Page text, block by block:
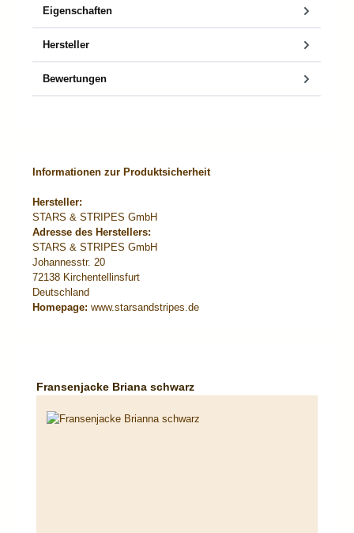
Eigenschaften
Hersteller
Bewertungen
Informationen zur Produktsicherheit
Hersteller:
STARS & STRIPES GmbH
Adresse des Herstellers:
STARS & STRIPES GmbH
Johannesstr. 20
72138 Kirchentellinsfurt
Deutschland
Homepage: www.starsandstripes.de
Produktgalerie überspringen
Fransenjacke Briana schwarz